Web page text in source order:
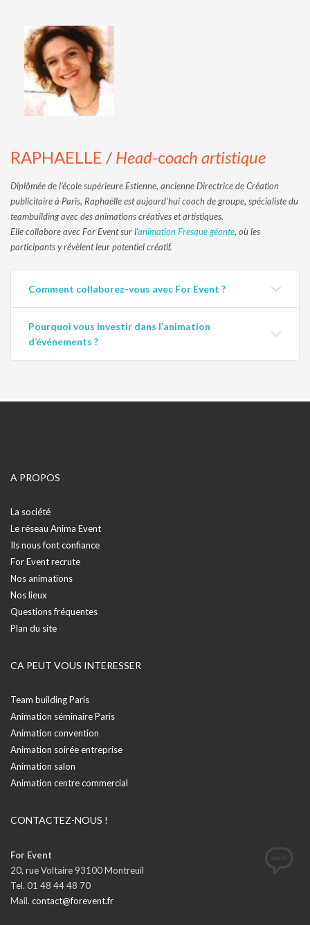
RAPHAELLE / Head-coach artistique
Diplômée de l’école supérieure Estienne, ancienne Directrice de Création
publicitaire à Paris, Raphaëlle est aujourd’hui coach de groupe, spécialiste du
teambuilding avec des animations créatives et artistiques.
Elle collabore avec For Event sur l’animation Fresque géante, où les
participants y révèlent leur potentiel créatif.
Comment collaborez-vous avec For Event ?
Pourquoi vous investir dans l’animation
d’événements ?
A PROPOS
La société
Le réseau Anima Event
Ils nous font confiance
For Event recrute
Nos animations
Nos lieux
Questions fréquentes
Plan du site
CA PEUT VOUS INTERESSER
Team building Paris
Animation séminaire Paris
Animation convention
Animation soirée entreprise
Animation salon
Animation centre commercial
CONTACTEZ-NOUS !
For Event
20, rue Voltaire 93100 Montreuil
Tel. 01 48 44 48 70
Mail. contact@forevent.fr